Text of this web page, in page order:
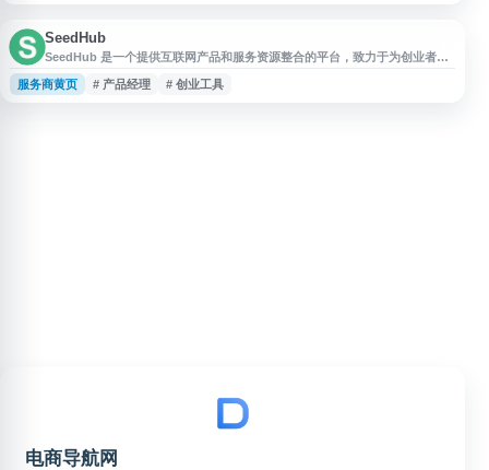
SeedHub
SeedHub 是一个提供互联网产品和服务资源整合的平台，致力于为创业者、
开发者和产品经理提供实用工具与信息。网站汇集了涵盖设计、开发、营销、
数据分析等多个领域的优质资源，帮助用户快速找到所需的工具和服务。平台
服务商黄页 # 产品经理 # 创业工具
电商导航网